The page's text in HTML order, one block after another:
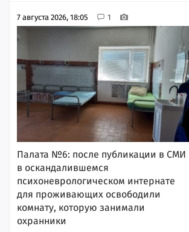
7 августа 2026, 18:05 1
Палата №6: после публикации в СМИ
в оскандалившемся
психоневрологическом интернате
для проживающих освободили
комнату, которую занимали
охранники